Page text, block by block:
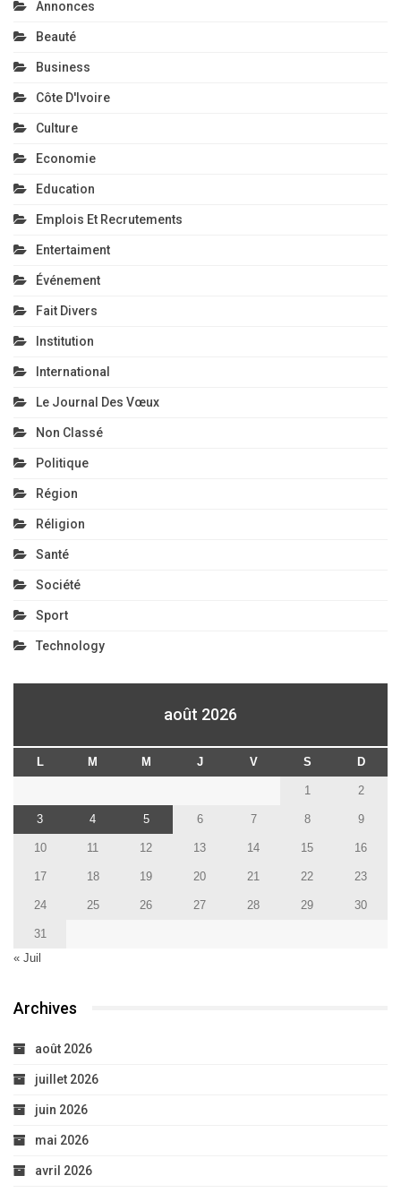
Annonces
Beauté
Business
Côte D'Ivoire
Culture
Economie
Education
Emplois Et Recrutements
Entertaiment
Événement
Fait Divers
Institution
International
Le Journal Des Vœux
Non Classé
Politique
Région
Réligion
Santé
Société
Sport
Technology
août 2026
L M M J V S D
1 2
3 4 5 6 7 8 9
10 11 12 13 14 15 16
17 18 19 20 21 22 23
24 25 26 27 28 29 30
31
« Juil
Archives
août 2026
juillet 2026
juin 2026
mai 2026
avril 2026